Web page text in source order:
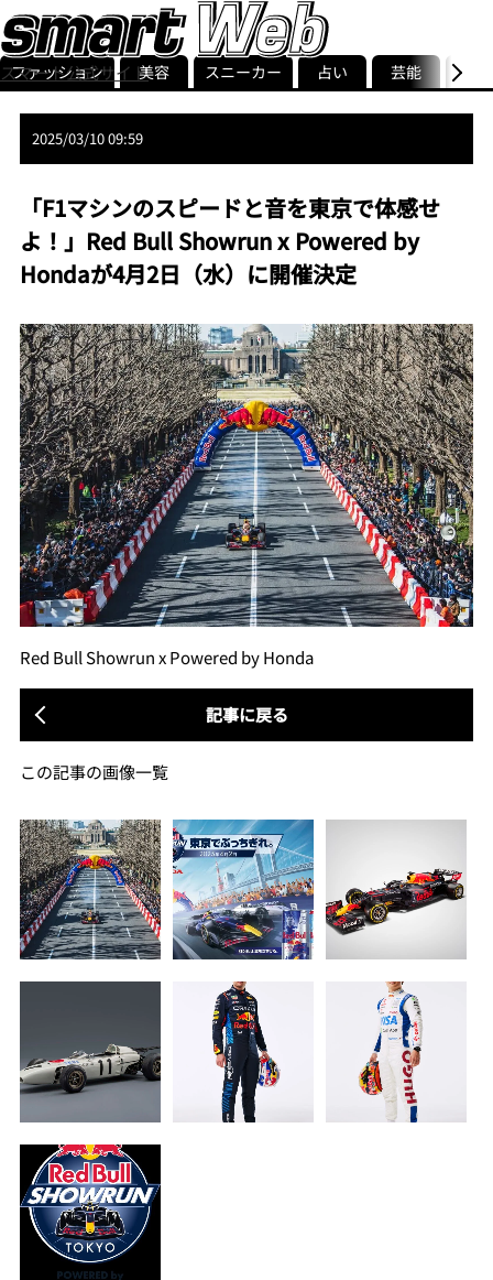
スマート公式サイト
smart最新号
記事一覧ランキング
ストリ
ファッション 美容 スニーカー 占い 芸能 グル
2025/03/10 09:59
「F1マシンのスピードと音を東京で体感せ
よ！」Red Bull Showrun x Powered by
Hondaが4月2日（水）に開催決定
Red Bull Showrun x Powered by Honda
記事に戻る
この記事の画像一覧